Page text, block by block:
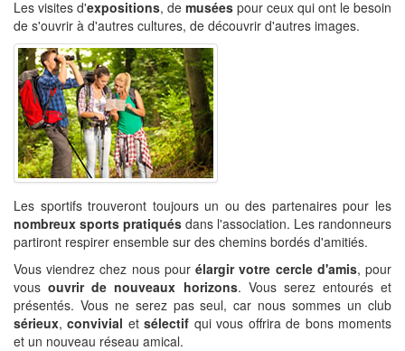
Les visites d'expositions, de musées pour ceux qui ont le besoin
de s'ouvrir à d'autres cultures, de découvrir d'autres images.
Les sportifs trouveront toujours un ou des partenaires pour les
nombreux sports pratiqués dans l'association. Les randonneurs
partiront respirer ensemble sur des chemins bordés d'amitiés.
Vous viendrez chez nous pourélargir votre cercle d'amis, pour
vousouvrir de nouveaux horizons. Vous serez entourés et
présentés. Vous ne serez pas seul, car nous sommes un club
sérieux,convivial etsélectif qui vous offrira de bons moments
et un nouveau réseau amical.